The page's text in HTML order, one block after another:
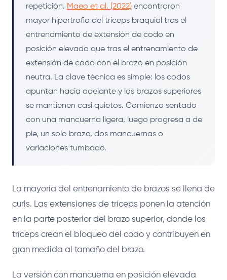
repetición. Maeo et al. (2022) encontraron
mayor hipertrofia del tríceps braquial tras el
entrenamiento de extensión de codo en
posición elevada que tras el entrenamiento de
extensión de codo con el brazo en posición
neutra. La clave técnica es simple: los codos
apuntan hacia adelante y los brazos superiores
se mantienen casi quietos. Comienza sentado
con una mancuerna ligera, luego progresa a de
pie, un solo brazo, dos mancuernas o
variaciones tumbado.
La mayoría del entrenamiento de brazos se llena de
curls. Las extensiones de tríceps ponen la atención
en la parte posterior del brazo superior, donde los
tríceps crean el bloqueo del codo y contribuyen en
gran medida al tamaño del brazo.
La versión con mancuerna en posición elevada